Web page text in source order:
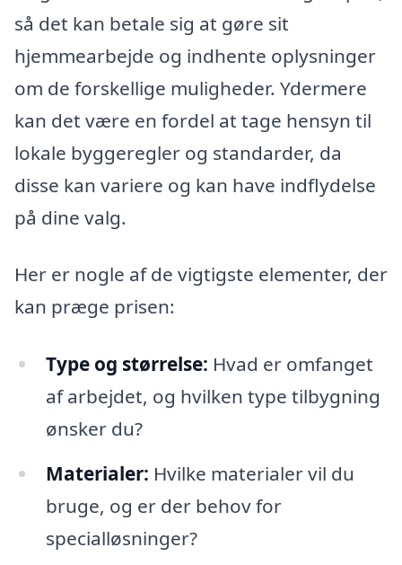
så det kan betale sig at gøre sit
hjemmearbejde og indhente oplysninger
om de forskellige muligheder. Ydermere
kan det være en fordel at tage hensyn til
lokale byggeregler og standarder, da
disse kan variere og kan have indflydelse
på dine valg.
Her er nogle af de vigtigste elementer, der
kan præge prisen:
Type og størrelse: Hvad er omfanget
af arbejdet, og hvilken type tilbygning
ønsker du?
Materialer: Hvilke materialer vil du
bruge, og er der behov for
specialløsninger?